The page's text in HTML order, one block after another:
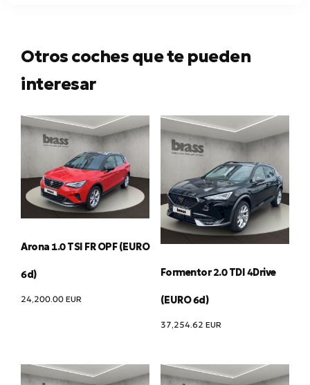
Otros coches que te pueden
interesar
Arona 1.0 TSI FR OPF (EURO
6d)
24,200.00 EUR
Formentor 2.0 TDI 4Drive
(EURO 6d)
37,254.62 EUR